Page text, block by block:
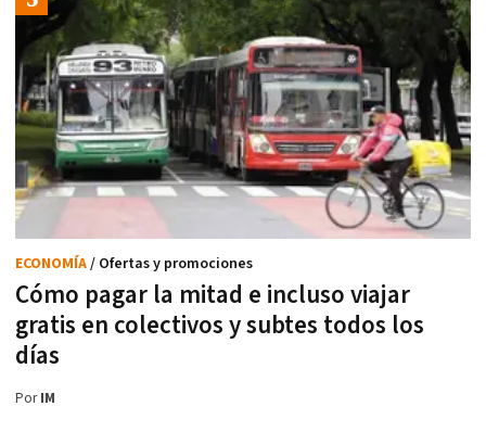
Cómo pagar la mitad e incluso viajar
gratis en colectivos y subtes todos los
días
ECONOMÍA/ Ofertas y promociones
PorIM